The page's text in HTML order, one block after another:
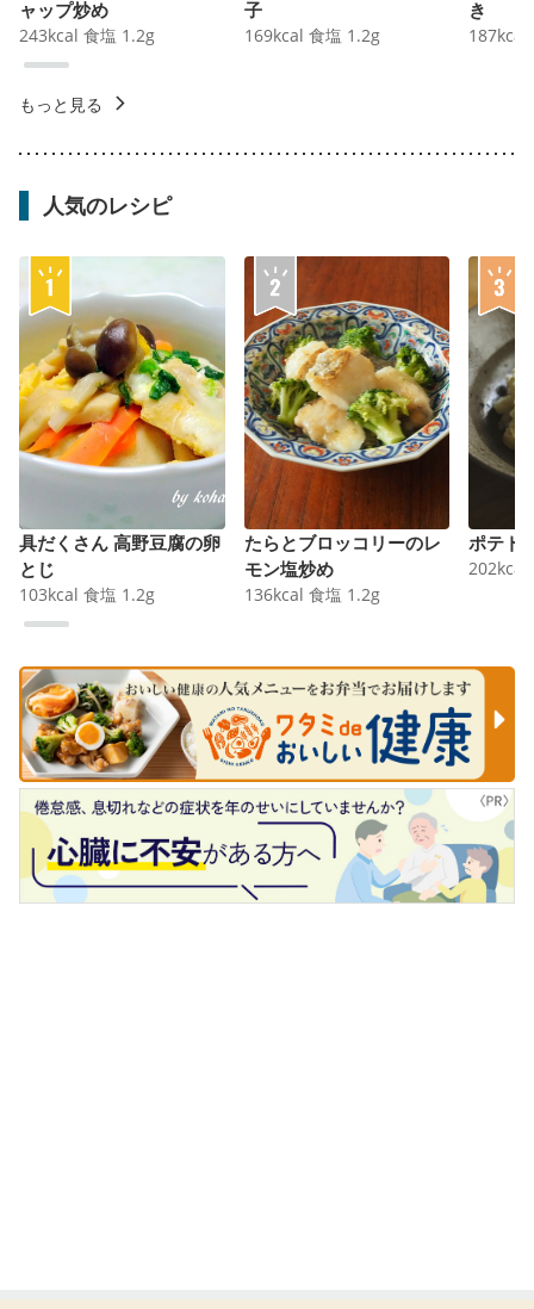
ャップ炒め
243kcal 食塩 1.2g
子
169kcal 食塩 1.2g
き
187kcal
もっと見る
人気のレシピ
具だくさん 高野豆腐の卵
とじ
103kcal 食塩 1.2g
たらとブロッコリーのレ
モン塩炒め
136kcal 食塩 1.2g
ポテト
202kcal